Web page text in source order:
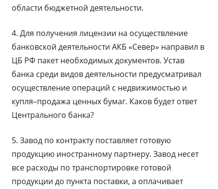
области бюджетной деятельности.
4. Для получения лицензии на осуществление
банковской деятельности АКБ «Север» направил в
ЦБ РФ пакет необходимых документов. Устав
банка среди видов деятельности предусматривал
осуществление операций с недвижимостью и
купля–продажа ценных бумаг. Каков будет ответ
Центрального банка?
5. Завод по контракту поставляет готовую
продукцию иностранному партнеру. Завод несет
все расходы по транспортировке готовой
продукции до пункта поставки, а оплачивает